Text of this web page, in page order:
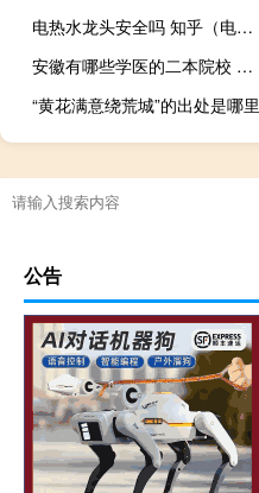
电热水龙头安全吗 知乎（电热水龙头安全吗）
安徽有哪些学医的二本院校 安徽省二本院校排名
“黄花满意绕荒城”的出处是哪里
公告